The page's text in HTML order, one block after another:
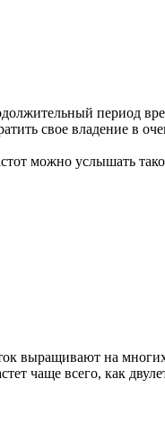
период
свое владение в
можно услышать
выращивают на
чаще всего, как